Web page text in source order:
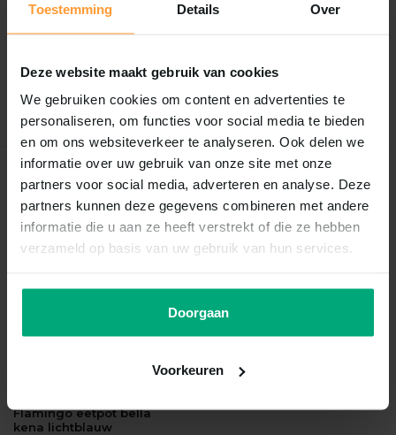
Toestemming Details Over
Deze website maakt gebruik van cookies
We gebruiken cookies om content en advertenties te
personaliseren, om functies voor social media te bieden
en om ons websiteverkeer te analyseren. Ook delen we
informatie over uw gebruik van onze site met onze
partners voor social media, adverteren en analyse. Deze
partners kunnen deze gegevens combineren met andere
informatie die u aan ze heeft verstrekt of die ze hebben
verzameld op basis van uw gebruik van hun services.
Doorgaan
Voorkeuren
0/5 Based on 0 reviews
Schrijf je eigen review
Recent bekeken
Flamingo eetpot bella
kena lichtblauw